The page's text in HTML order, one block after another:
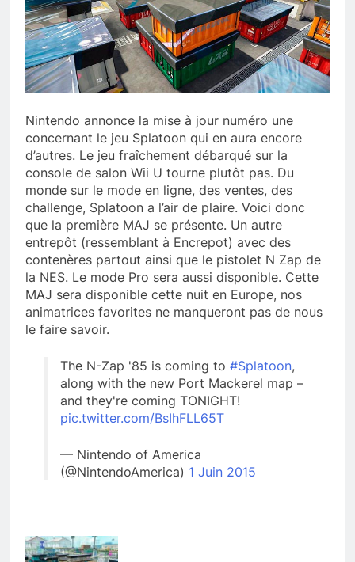
Nintendo annonce la mise à jour numéro une
concernant le jeu Splatoon qui en aura encore
d’autres. Le jeu fraîchement débarqué sur la
console de salon Wii U tourne plutôt pas. Du
monde sur le mode en ligne, des ventes, des
challenge, Splatoon a l’air de plaire. Voici donc
que la première MAJ se présente. Un autre
entrepôt (ressemblant à Encrepot) avec des
contenères partout ainsi que le pistolet N Zap de
la NES. Le mode Pro sera aussi disponible. Cette
MAJ sera disponible cette nuit en Europe, nos
animatrices favorites ne manqueront pas de nous
le faire savoir.
The N-Zap '85 is coming to #Splatoon,
along with the new Port Mackerel map –
and they're coming TONIGHT!
pic.twitter.com/BsIhFLL65T
— Nintendo of America
(@NintendoAmerica) 1 Juin 2015